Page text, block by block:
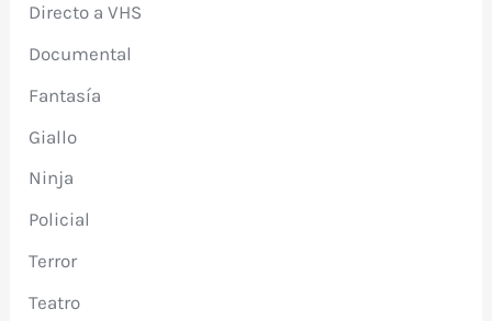
Directo a VHS
Documental
Fantasía
Giallo
Ninja
Policial
Terror
Teatro